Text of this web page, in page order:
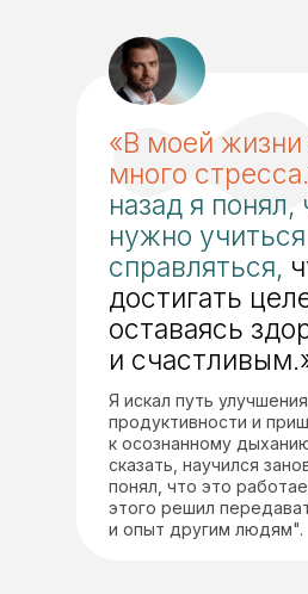
Я искал путь улучшения
продуктивности и
к осознанному
сказать, научился
понял, что это
этого решил
и опыт другим людям".
«В моей жизни
много стресса.
назад я понял,
нужно
справляться,
достигать
оставаясь
и
кого